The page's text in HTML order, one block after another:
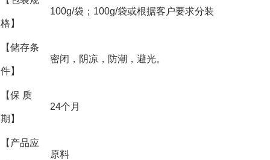
格】
100g/袋；100g/袋或根据客户要求分装
【储存条
件】
密闭，阴凉，防潮，避光。
【保 质
期】
24个月
【产品应
原料